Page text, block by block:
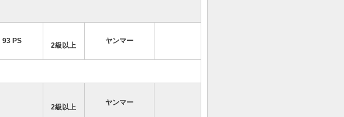
93 PS
2級以上
ヤンマー
2級以上
ヤンマー